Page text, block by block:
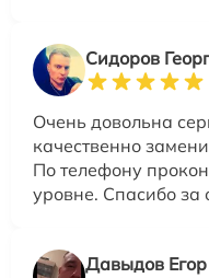
Сидоров
Очень довольна
качественно
По телефону
уровне. Спасибо за
Давыдов Егор